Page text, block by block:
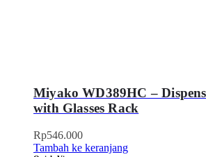
Miyako WD389HC –
with Glasses Rack
Rp546.000
Tambah ke keranjang